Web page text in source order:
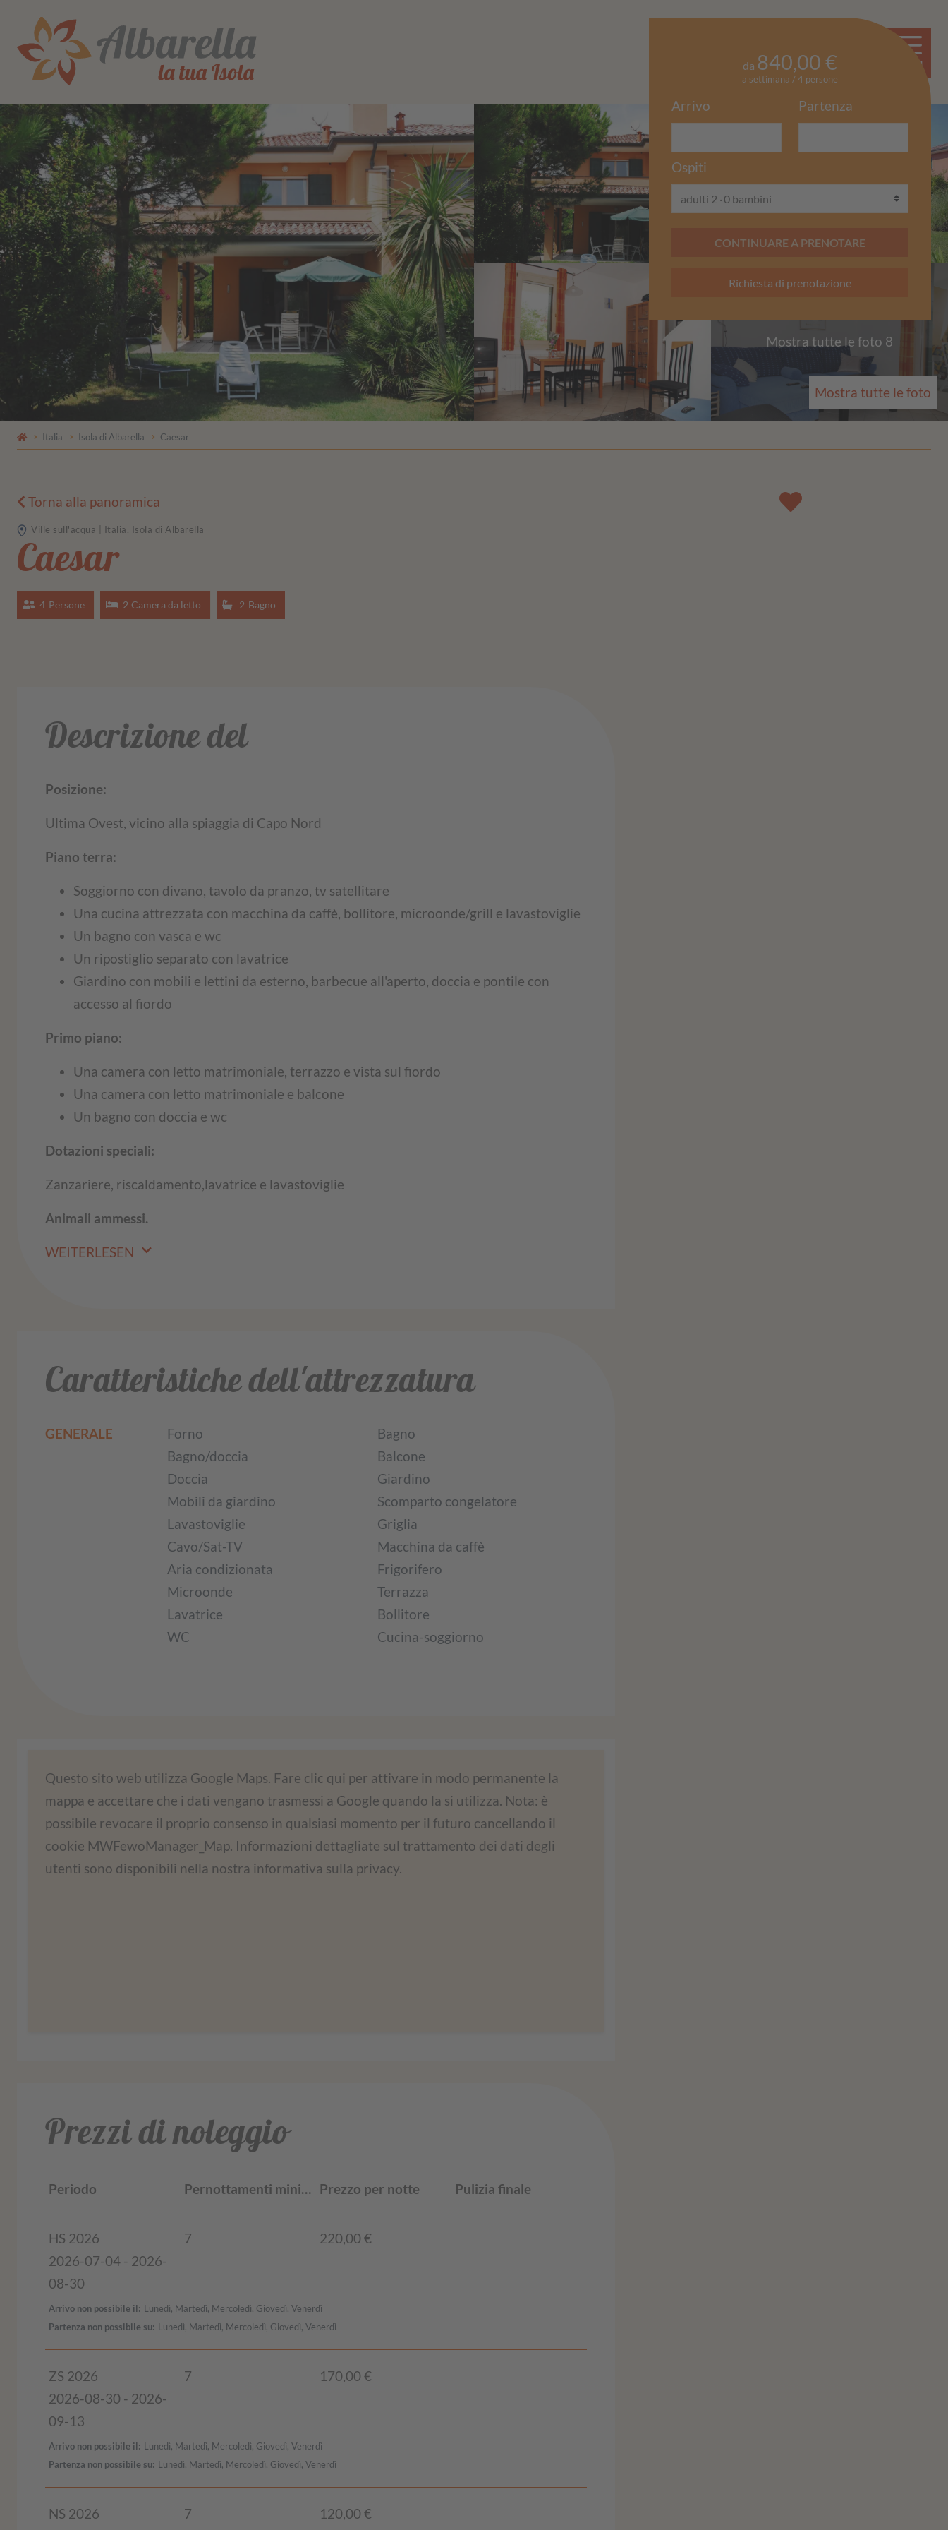
DE
MENÙ
Mostra tutte le foto 8
Mostra tutte le foto
Italia Isola di Albarella Caesar
Torna alla panoramica
Ville sull'acqua | Italia, Isola di Albarella
Caesar
Persone
4 Camera da letto
2 Bagno
2
Descrizione del
Posizione:
Ultima Ovest, vicino alla spiaggia di Capo Nord
Piano terra:
Soggiorno con divano, tavolo da pranzo, tv satellitare
Una cucina attrezzata con macchina da caffè, bollitore, microonde/grill e lavastoviglie
Un bagno con vasca e wc
Un ripostiglio separato con lavatrice
Giardino con mobili e lettini da esterno, barbecue all'aperto, doccia e pontile con
accesso al fiordo
Primo piano:
Una camera con letto matrimoniale, terrazzo e vista sul fiordo
Una camera con letto matrimoniale e balcone
Un bagno con doccia e wc
Dotazioni speciali:
Zanzariere, riscaldamento,lavatrice e lavastoviglie
Animali ammessi.
WEITERLESEN
Caratteristiche dell'attrezzatura
GENERALE Forno
Bagno
Bagno/doccia
Balcone
Doccia
Giardino
Mobili da giardino
Scomparto congelatore
Lavastoviglie
Griglia
Cavo/Sat-TV
Macchina da caffè
Aria condizionata
Frigorifero
Microonde
Terrazza
Lavatrice
Bollitore
WC
Cucina-soggiorno
Abbiamo bisogno del vostro consenso per caricare il servizio Google Maps!
Utilizziamo un servizio di terze parti per incorporare i contenuti delle mappe. Questo
servizio può raccogliere dati sulle vostre attività. Leggete i dettagli e accettate di utilizzare
il servizio per visualizzare questa mappa.
Questo sito web utilizza Google Maps. Fare clic qui per attivare in modo permanente la
mappa e accettare che i dati vengano trasmessi a Google quando la si utilizza. Nota: è
possibile revocare il proprio consenso in qualsiasi momento per il futuro cancellando il
cookie MWFewoManager_Map. Informazioni dettagliate sul trattamento dei dati degli
utenti sono disponibili nella nostra informativa sulla privacy.
Prezzi di noleggio
Periodo Pernottamenti minimi Prezzo per notte Pulizia finale
HS 2026
2026-07-04 - 2026-
08-30
7 220,00 €
Arrivo non possibile il
Lunedì, Martedì, Mercoledì, Giovedì, Venerdì
Partenza non possibile su Lunedì, Martedì, Mercoledì, Giovedì, Venerdì
ZS 2026
2026-08-30 - 2026-
09-13
7 170,00 €
Arrivo non possibile il
Lunedì, Martedì, Mercoledì, Giovedì, Venerdì
Partenza non possibile su Lunedì, Martedì, Mercoledì, Giovedì, Venerdì
NS 2026
7 120,00 €
da 840,00 €
a settimana / 4 persone
Arrivo Partenza
Ospiti
adulti 2 0 bambini
CONTINUARE A PRENOTARE
Richiesta di prenotazione